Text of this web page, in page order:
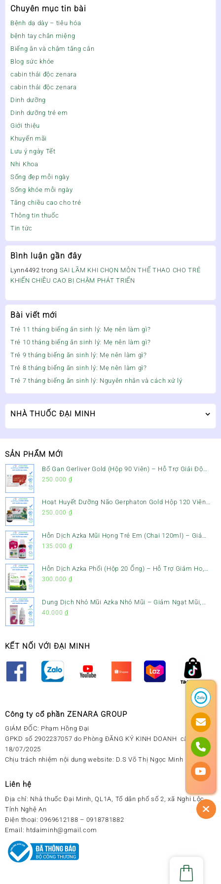
Chuyên mục tin bài
Bệnh dạ dày – tiêu hóa
bệnh tay chân miệng
Biếng ăn và chậm tăng cân
Blog sức khỏe
cabin thải độc zenara
cabin thải độc zenara
Dinh dưỡng
Dinh dưỡng trẻ em
Giới thiệu
Khuyến mãi
Lưu ý ngày Tết
Nhi Khoa
Sống đẹp mỗi ngày
Sống khỏe mỗi ngày
Tăng chiều cao cho trẻ
Thông tin thuốc
Tin tức
Bình luận gần đây
Lynn4492 trong SAI LẦM KHI CHỌN MÔN THỂ THAO CHO TRẺ
KHIẾN CHIỀU CAO BỊ CHẬM PHÁT TRIỂN
Bài viết mới
Trẻ 11 tháng biếng ăn sinh lý: Mẹ nên làm gì?
Trẻ 10 tháng biếng ăn sinh lý: Mẹ nên làm gì?
Trẻ 9 tháng biếng ăn sinh lý: Mẹ nên làm gì?
Trẻ 8 tháng biếng ăn sinh lý: Mẹ nên làm gì?
Trẻ 7 tháng biếng ăn sinh lý: Nguyên nhân và cách xử lý
NHÀ THUỐC ĐẠI MINH
SẢN PHẨM MỚI
Bổ Gan Gerliver Gold (Hộp 90 Viên) – Hỗ Trợ Giải Độc
Gan, Mát Gan & Bảo Vệ Gan
250.000 ₫
Hoạt Huyết Dưỡng Não Gerphaton Gold Hộp 120 Viên
– Giảm Đau Đầu, Hoa Mắt, Chóng Mặt & Rối Loạn Tiền
250.000 ₫
Hỗn Dịch Azka Mũi Họng Trẻ Em (Chai 120ml) – Giảm
Ho, Tiêu Đờm & Đau Rát Họng
135.000 ₫
Hỗn Dịch Azka Phổi (Hộp 20 Ống) – Hỗ Trợ Giảm Ho,
Tiêu Đờm & Bổ Phổi
300.000 ₫
Dung Dịch Nhỏ Mũi Azka Nhỏ Mũi – Giảm Ngạt Mũi,
Sổ Mũi Cho Trẻ Sơ Sinh
40.000 ₫
KẾT NỐI VỚI ĐẠI MINH
Công ty cổ phần ZENARA GROUP
GIÁM ĐỐC: Phạm Hồng Đại
GPKD số 2902237057 do Phòng ĐĂNG KÝ KINH DOANH cấp ngày
18/07/2025
Chịu trách nhiệm nội dung website: D.S Võ Thị Ngọc Minh
Liên hệ
Địa chỉ: Nhà thuốc Đại Minh, QL1A, Tổ dân phố số 2, xã Nghi Lộc,
Tỉnh Nghệ An
Điện thoại: 0969612188 – 0918781882
Email: htdaiminh@gmail.com